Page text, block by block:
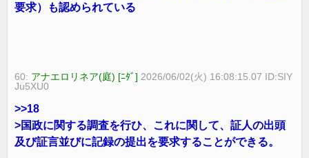
要求）も認められている
60: アナエロリネア(庭) [ﾆﾀﾞ] 2026/06/02(火) 16:08:15.07 ID:SIY
Ju5XU0
>>18
>国政に関する調査を行ひ、これに関して、証人の出頭
及び証言並びに記録の提出を要求することができる。